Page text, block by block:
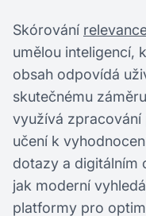
Skórování
umělou inteligencí,
obsah odpovídá
skutečnému
využívá
učení k
dotazy a digitálním
jak moderní
platformy pro